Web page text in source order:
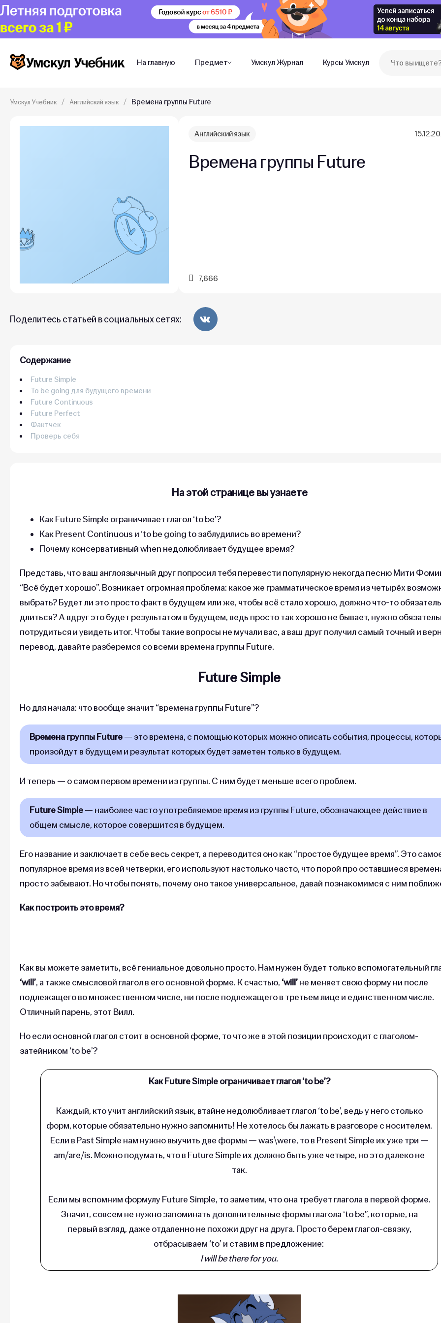
На главную Предмет Умскул Журнал Курсы Умскул
Умскул Учебник Английский язык Времена группы Future
Английский язык
Времена группы Future
7,666
Поделитесь статьей в социальных сетях:
Содержание
Future Simple
To be going для будущего времени
Future Continuous
Future Perfect
Фактчек
Проверь себя
На этой странице вы узнаете
Как Future Simple ограничивает глагол ‘to be’?
Как Present Continuous и ‘to be going to заблудились во времени?
Почему консервативный when недолюбливает будущее время?
Представь, что ваш англоязычный друг попросил тебя перевести популярную некогда песню Мити
“Всё будет хорошо”. Возникает огромная проблема: какое же грамматическое время из четырёх
выбрать? Будет ли это просто факт в будущем или же, чтобы всё стало хорошо, должно что-то
длиться? А вдруг это будет результатом в будущем, ведь просто так хорошо не бывает, нужно
потрудиться и увидеть итог. Чтобы такие вопросы не мучали вас, а ваш друг получил самый точный и
перевод, давайте разберемся со всеми времена группы Future.
Future Simple
Но для начала: что вообще значит “времена группы Future”?
Времена группы Future— это времена, с помощью которых можно описать события, процессы,
произойдут в будущем и результат которых будет заметен только в будущем.
И теперь — о самом первом времени из группы. С ним будет меньше всего проблем.
Future Simple— наиболее часто употребляемое время из группы Future, обозначающее действие в
общем смысле, которое совершится в будущем.
Его название и заключает в себе весь секрет, а переводится оно как “простое будущее время”. Это
популярное время из всей четверки, его используют настолько часто, что порой про оставшиеся
просто забывают. Но чтобы понять, почему оно такое универсальное, давай познакомимся с ним
Как построить это время?
Как вы можете заметить, всё гениальное довольно просто. Нам нужен будет только вспомогательный
‘will’, а также смысловой глагол в его основной форме. К счастью, ‘will’не меняет свою форму ни после
подлежащего во множественном числе, ни после подлежащего в третьем лице и единственном числе.
Отличный парень, этот Вилл.
Но если основной глагол стоит в основной форме, то что же в этой позиции происходит с глаголом-
затейником ‘to be’?
Как Future Simple ограничивает глагол ‘to be’?
Каждый, кто учит английский язык, втайне недолюбливает глагол ‘to be’, ведь у него столько
форм, которые обязательно нужно запомнить! Не хотелось бы лажать в разговоре с носителем.
Если в Past Simple нам нужно выучить две формы — was\were, то в Present Simple их уже три —
am/are/is. Можно подумать, что в Future Simple их должно быть уже четыре, но это далеко не
так.
Если мы вспомним формулу Future Simple, то заметим, что она требует глагола в первой форме.
Значит, совсем не нужно запоминать дополнительные формы глагола ‘to be”, которые, на
первый взгляд, даже отдаленно не похожи друг на друга. Просто берем глагол-связку,
отбрасываем ‘to’ и ставим в предложение:
I will be there for you.